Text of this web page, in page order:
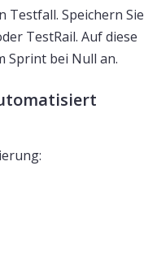
Testfall. Speichern Sie
TestRail. Auf diese
Sprint bei Null an.